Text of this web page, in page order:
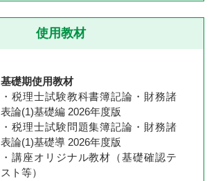
使用教材
基礎期使用教材
・税理士試験教科書簿記論・財務諸
表論(1)基礎編 2026年度版
・税理士試験問題集簿記論・財務諸
表論(1)基礎導 2026年度版
・講座オリジナル教材（基礎確認テ
スト等）